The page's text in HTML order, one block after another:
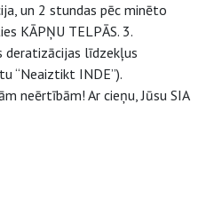
un 2 stundas pēc minēto
KĀPŅU TELPĀS. 3.
līdzekļus
“Neaiztikt INDE”).
neērtībām! Ar cieņu, Jūsu SIA